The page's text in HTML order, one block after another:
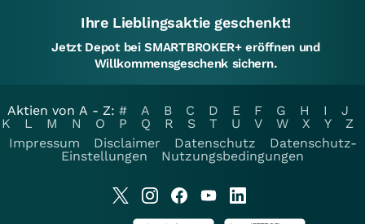
Ihre Lieblingsaktie geschenkt!
Jetzt Depot bei SMARTBROKER+ eröffnen und
Willkommensgeschenk sichern.
Aktien von A - Z: # A B C D E F G H I
J
K
L M N O P Q R S T U V W X Y
Z
Impressum
Disclaimer Datenschutz
Datenschutz-
Einstellungen
Nutzungsbedingungen